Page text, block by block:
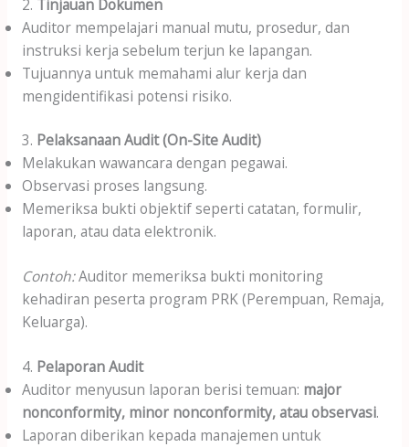
2.
Tinjauan Dokumen
Auditor mempelajari manual mutu, prosedur, dan
instruksi kerja sebelum terjun ke lapangan.
Tujuannya untuk memahami alur kerja dan
mengidentifikasi potensi risiko.
3. Pelaksanaan Audit (On-Site Audit)
Melakukan wawancara dengan pegawai.
Observasi proses langsung.
Memeriksa bukti objektif seperti catatan, formulir,
laporan, atau data elektronik.
Contoh:Auditor memeriksa bukti monitoring
kehadiran peserta program PRK (Perempuan, Remaja,
Keluarga).
4. Pelaporan Audit
Auditor menyusun laporan berisi temuan: major
nonconformity, minor nonconformity, atau observasi.
Laporan diberikan kepada manajemen untuk